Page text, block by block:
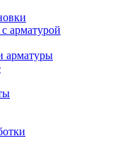
арматурой
арматуры